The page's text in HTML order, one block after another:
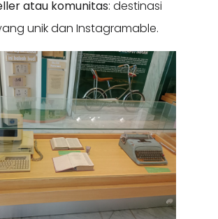
atau komunitas: destinasi
unik dan Instagramable.